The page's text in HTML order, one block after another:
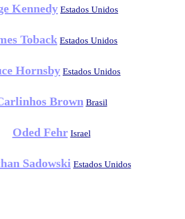
Kennedy Estados Unidos
Toback Estados Unidos
Hornsby Estados Unidos
Brown Brasil
Oded Fehr Israel
Sadowski Estados Unidos